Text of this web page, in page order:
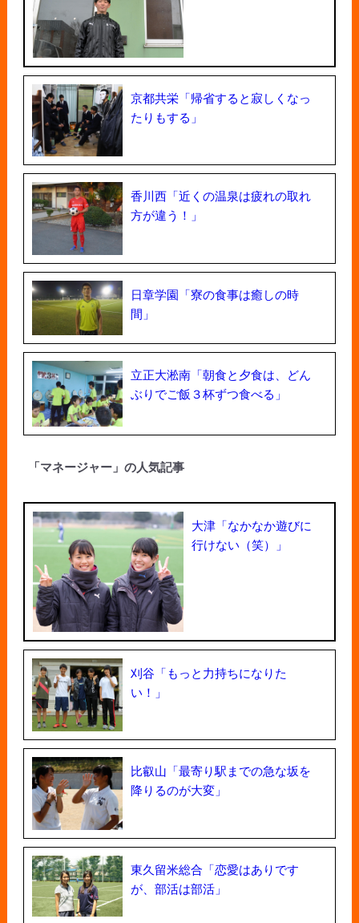
京都共栄「帰省すると寂しくなっ
たりもする」
香川西「近くの温泉は疲れの取れ
方が違う！」
日章学園「寮の食事は癒しの時
間」
立正大淞南「朝食と夕食は、どん
ぶりでご飯３杯ずつ食べる」
「マネージャー」の人気記事
大津「なかなか遊びに
行けない（笑）」
刈谷「もっと力持ちになりた
い！」
比叡山「最寄り駅までの急な坂を
降りるのが大変」
東久留米総合「恋愛はありです
が、部活は部活」